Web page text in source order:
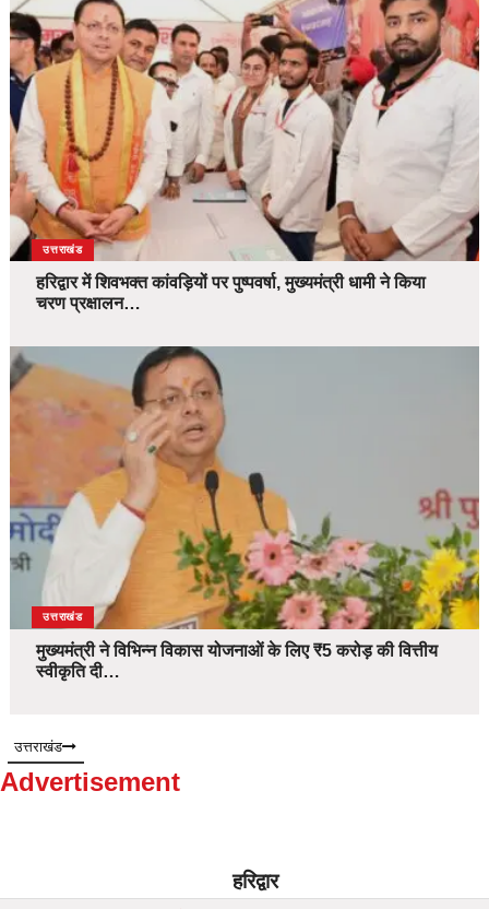
उत्तराखंड
हरिद्वार में शिवभक्त कांवड़ियों पर पुष्पवर्षा, मुख्यमंत्री धामी ने किया
चरण प्रक्षालन…
उत्तराखंड
मुख्यमंत्री ने विभिन्न विकास योजनाओं के लिए ₹5 करोड़ की वित्तीय
स्वीकृति दी…
उत्तराखंड
Advertisement
हरिद्वार